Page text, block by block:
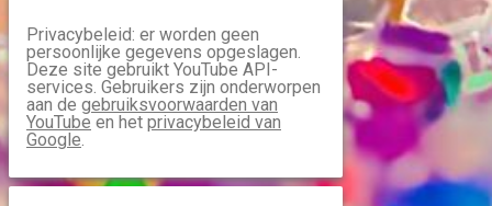
Privacybeleid: er worden geen
persoonlijke gegevens opgeslagen.
Deze site gebruikt YouTube API-
services. Gebruikers zijn onderworpen
aan de gebruiksvoorwaarden van
YouTube en het privacybeleid van
Google.